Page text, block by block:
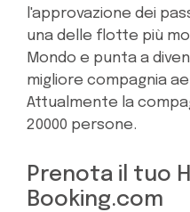
l'approvazione dei
una delle flotte più
Mondo e punta a
migliore compagnia
Attualmente la
20000 persone.
Prenota il tuo
Booking.com